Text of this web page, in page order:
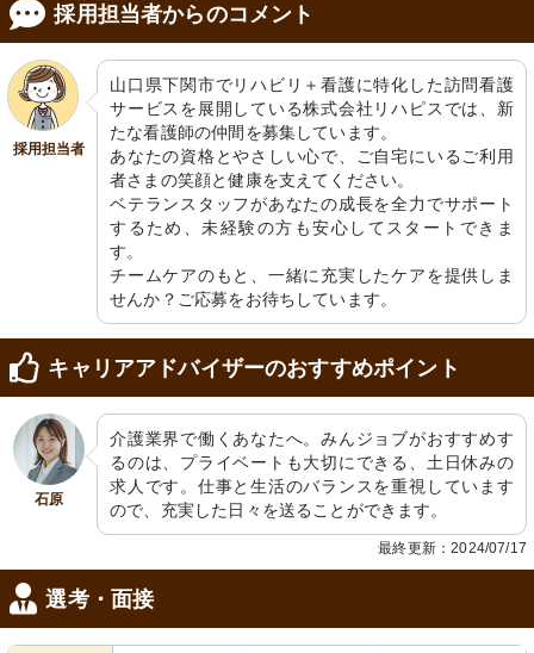
採用担当者からのコメント
採用担当者
山口県下関市でリハビリ＋看護に特化した訪問看護
サービスを展開している株式会社リハピスでは、新
たな看護師の仲間を募集しています。
あなたの資格とやさしい心で、ご自宅にいるご利用
者さまの笑顔と健康を支えてください。
ベテランスタッフがあなたの成長を全力でサポート
するため、未経験の方も安心してスタートできま
す。
チームケアのもと、一緒に充実したケアを提供しま
せんか？ご応募をお待ちしています。
キャリアアドバイザーのおすすめポイント
石原
介護業界で働くあなたへ。みんジョブがおすすめす
るのは、プライベートも大切にできる、土日休みの
求人です。仕事と生活のバランスを重視しています
ので、充実した日々を送ることができます。
最終更新：2024/07/17
選考・面接